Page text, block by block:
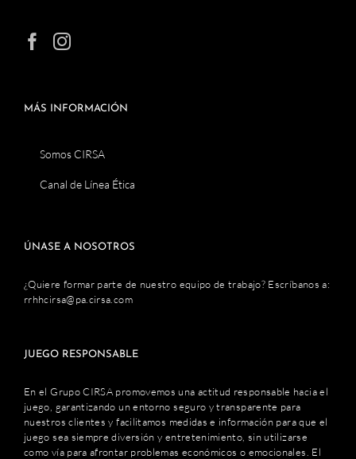
MÁS INFORMACIÓN
Somos CIRSA
Canal de Línea Ética
ÚNASE A NOSOTROS
¿Quiere formar parte de nuestro equipo de trabajo? Escríbanos a:
rrhhcirsa@pa.cirsa.com
JUEGO RESPONSABLE
En el Grupo CIRSA promovemos una actitud responsable hacia el
juego, garantizando un entorno seguro y transparente para
nuestros clientes y facilitamos medidas e información para que el
juego sea siempre diversión y entretenimiento, sin utilizarse
como vía para afrontar problemas económicos o emocionales. El